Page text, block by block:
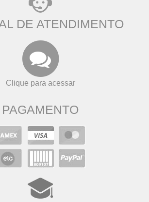
DE ATENDIMENTO
Clique para acessar
PAGAMENTO